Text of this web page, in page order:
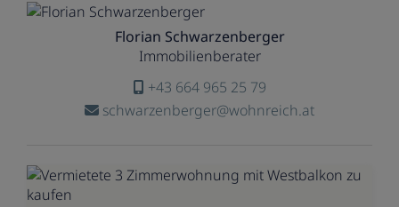
Florian Schwarzenberger
Immobilienberater
+43 664 965 25 79
schwarzenberger@wohnreich.at